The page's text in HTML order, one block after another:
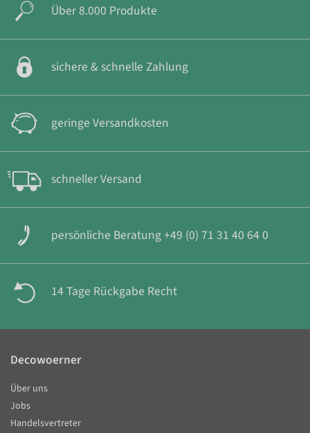
Über 8.000 Produkte
sichere & schnelle Zahlung
geringe Versandkosten
schneller Versand
persönliche Beratung +49 (0) 71 31 40 64 0
14 Tage Rückgabe Recht
Decowoerner
Über uns
Jobs
Handelsvertreter